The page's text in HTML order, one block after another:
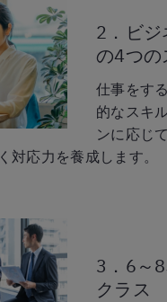
2．ビジ
の4つ
仕事をす
的なスキ
ンに応じ
対応力を養成します。
3．6～
クラス